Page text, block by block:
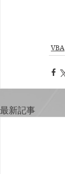
VBA
最新記事